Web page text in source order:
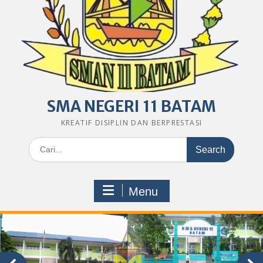
SMA NEGERI 11 BATAM
KREATIF DISIPLIN DAN BERPRESTASI
Search
for:
Menu